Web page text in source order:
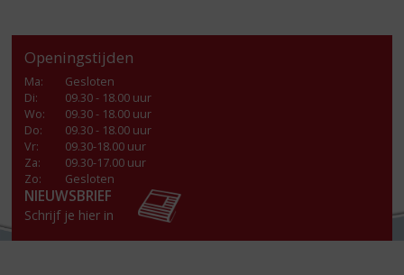
Openingstijden
Ma:
Gesloten
Di:
09.30 - 18.00 uur
Wo:
09.30 - 18.00 uur
Do:
09.30 - 18.00 uur
Vr:
09.30-18.00 uur
Za:
09.30-17.00 uur
Zo:
Gesloten
NIEUWSBRIEF
Schrijf je hier in